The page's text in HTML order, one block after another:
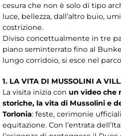
cesura che non è solo di tipo
luce, bellezza, dall’altro buio,
costrizione.
Diviso concettualmente in tre
piano seminterrato fino al
lungo corridoio, si esce nel
1. LA VITA DI MUSSOLINI A
La visita inizia con un video che
storiche, la vita di Mussolini e
Torlonia: feste, cerimonie
equitazione. Con l’entrata